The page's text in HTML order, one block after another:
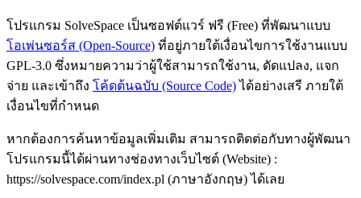
โปรแกรม SolveSpace เป็นซอฟต์แวร์ ฟรี (Free) ที่พัฒนาแบบ
โอเพ่นซอร์ส (Open-Source) ที่อยู่ภายใต้เงื่อนไขการใช้งานแบบ
GPL-3.0 ซึ่งหมายความว่าผู้ใช้สามารถใช้งาน, ดัดแปลง, แจก
จ่าย และเข้าถึง โค้ดต้นฉบับ (Source Code)ได้อย่างเสรี ภายใต้
เงื่อนไขที่กำหนด
หากต้องการค้นหาข้อมูลเพิ่มเติม สามารถติดต่อกับทางผู้พัฒนา
โปรแกรมนี้ได้ผ่านทางช่องทางเว็บไซต์ (Website) :
https://solvespace.com/index.pl (ภาษาอังกฤษ) ได้เลย